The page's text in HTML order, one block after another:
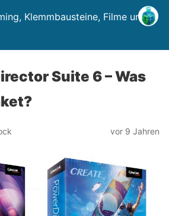
Klemmbausteine, Filme und
Suite 6 – Was
vor 9 Jahren